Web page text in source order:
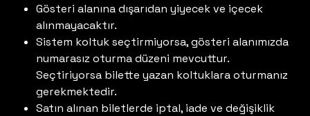
Gösteri alanına dışarıdan yiyecek ve içecek
alınmayacaktır.
Sistem koltuk seçtirmiyorsa, gösteri alanımızda
numarasız oturma düzeni mevcuttur.
Seçtiriyorsa bilette yazan koltuklara oturmanız
gerekmektedir.
Satın alınan biletlerde iptal, iade ve değişiklik